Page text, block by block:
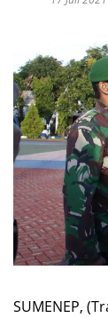
SUMENEP,